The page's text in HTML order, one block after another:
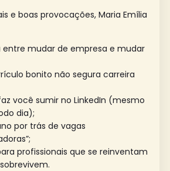
e boas provocações, Maria Emília
mudar de empresa e mudar
bonito não segura carreira
você sumir no LinkedIn (mesmo
dia);
por trás de vagas
profissionais que se reinventam